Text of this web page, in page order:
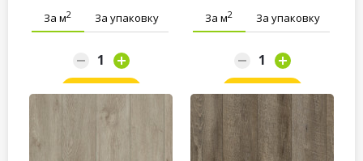
За м2 За упаковку За м2 За упаковку